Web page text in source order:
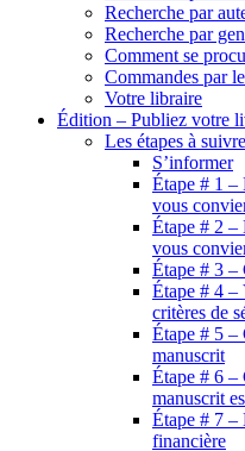
Recherche par
Recherche par
Comment se
Commandes par
Votre libraire
Édition – Publiez votre
Les étapes à suivre
S’informer
Étape # 1 –
vous
Étape # 2 –
vous
Étape # 3 –
Étape # 4 –
critères de
Étape # 5 –
manuscrit
Étape # 6 –
manuscrit
Étape # 7 –
financière